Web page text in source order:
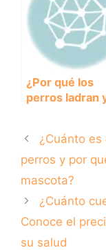
pies
¿Por qué los
perros ladran
¿Cuánto
perros y por
mascota?
¿Cuánto
Conoce el
su salud